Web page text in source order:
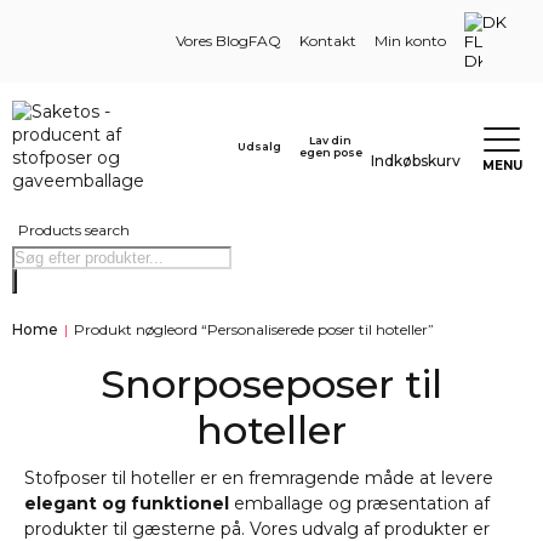
Vores BlogFAQ Kontakt Min konto
DK
Products search
Udsalg
Lav din
egen pose
Indkøbskurv MENU
Home | Produkt nøgleord “Personaliserede poser til hoteller”
Snorposeposer til
hoteller
Stofposer til hoteller er en fremragende måde at levere
elegant og funktionel emballage og præsentation af
produkter til gæsterne på. Vores udvalg af produkter er